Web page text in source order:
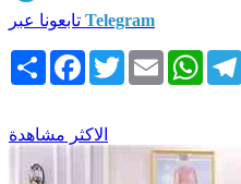
Telegram
انشر Facebook
TwitterEmail
الاكثر مشاهدة